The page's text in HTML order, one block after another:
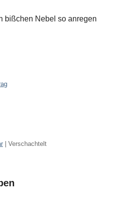
bißchen Nebel so anregen
| Verschachtelt